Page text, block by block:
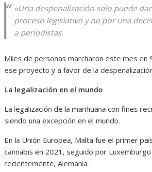
«Una despenalización solo puede
proceso legislativo y no por una
a periodistas.
Miles de personas marcharon este mes en
ese proyecto y a favor de la
La legalización en el mundo
La legalización de la marihuana con fines
siendo una excepción en el mundo.
En la Unión Europea, Malta fue el primer
cannabis en 2021, seguido por
recientemente, Alemania.